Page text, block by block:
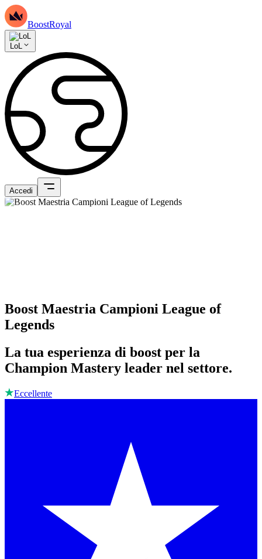
BoostRoyal
LoL
Accedi
Boost Maestria Campioni League of
Legends
La tua esperienza di boost per la
Champion Mastery leader nel settore.
Eccellente